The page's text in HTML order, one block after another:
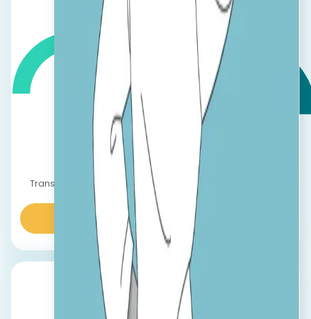
Producție
Transformă trainingurile obligatorii de SSM în materiale
ușor de accesat și de înțeles.
Aflaţi mai multe